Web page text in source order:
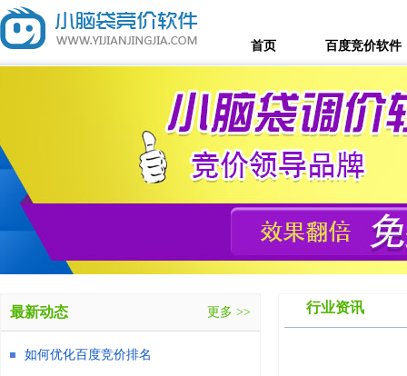
首页 百度竞价软件
行业资讯
最新动态 更多 >>
如何优化百度竞价排名